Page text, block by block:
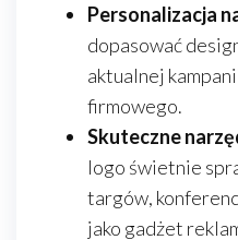
Personalizacja
dopasować
aktualnej
firmowego.
Skuteczne
logo świetnie
targów,
jako gadżet